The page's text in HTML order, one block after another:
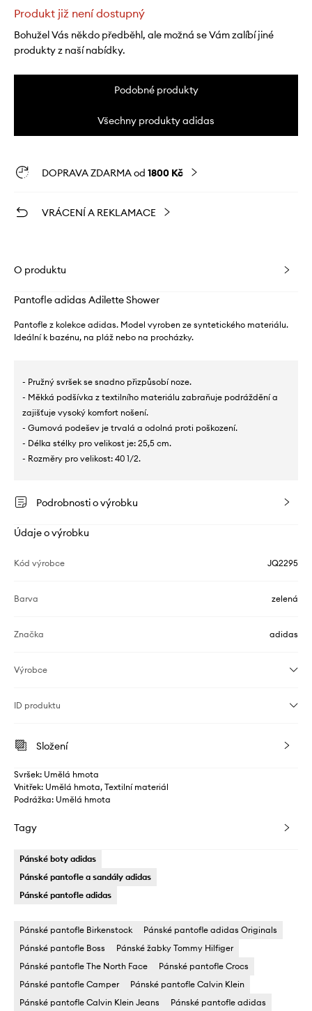
Produkt již není dostupný
Bohužel Vás někdo předběhl, ale možná se Vám zalíbí jiné
produkty z naší nabídky.
Podobné produkty
Všechny produkty adidas
DOPRAVA ZDARMA od 1800 Kč
VRÁCENÍ A REKLAMACE
O produktu
Pantofle adidas Adilette Shower
Pantofle z kolekce adidas. Model vyroben ze syntetického materiálu.
Ideální k bazénu, na pláž nebo na procházky.
- Pružný svršek se snadno přizpůsobí noze.
- Měkká podšívka z textilního materiálu zabraňuje podráždění a
zajišťuje vysoký komfort nošení.
- Gumová podešev je trvalá a odolná proti poškození.
- Délka stélky pro velikost je: 25,5 cm.
- Rozměry pro velikost: 40 1/2.
Podrobnosti o výrobku
Údaje o výrobku
Kód výrobce JQ2295
Barva zelená
Značka adidas
Výrobce
ID produktu
Složení
Svršek: Umělá hmota
Vnitřek: Umělá hmota, Textilní materiál
Podrážka: Umělá hmota
Tagy
Pánské boty adidas
Pánské pantofle a sandály adidas
Pánské pantofle adidas
Pánské pantofle Birkenstock
Pánské pantofle adidas Originals
Pánské pantofle Boss
Pánské žabky Tommy Hilfiger
Pánské pantofle The North Face
Pánské pantofle Crocs
Pánské pantofle Camper
Pánské pantofle Calvin Klein
Pánské pantofle Calvin Klein Jeans
Pánské pantofle adidas